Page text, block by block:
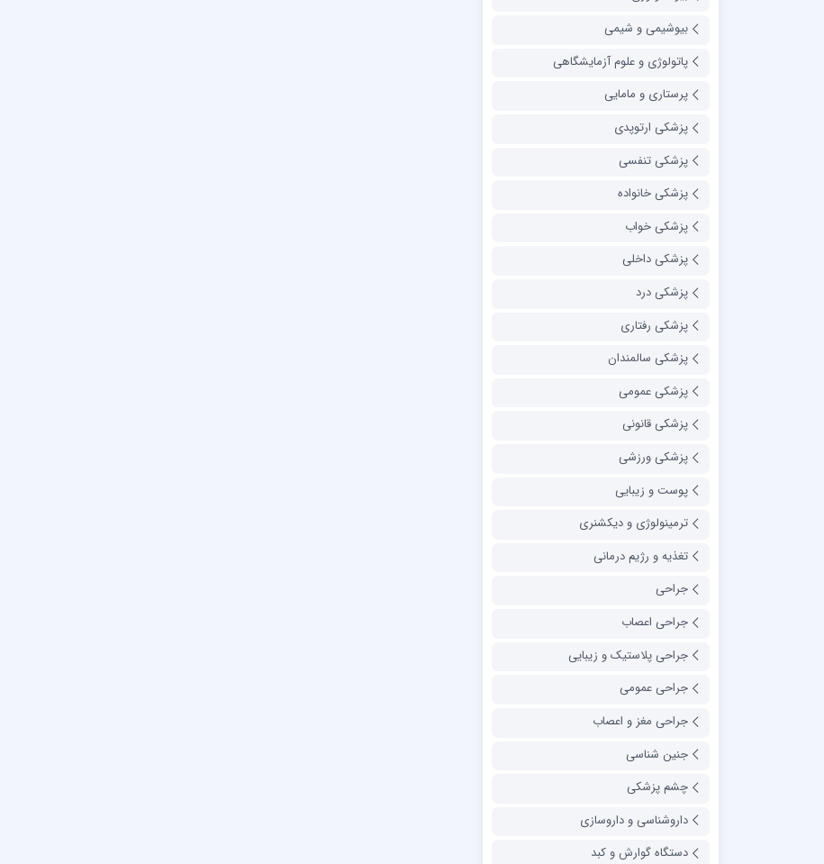
بیوشیمی و شیمی
پاتولوژی و علوم آزمایشگاهی
پرستاری و مامایی
پزشکی ارتوپدی
پزشکی تنفسی
پزشکی خانواده
پزشکی خواب
پزشکی داخلی
پزشکی درد
پزشکی رفتاری
پزشکی سالمندان
پزشکی عمومی
پزشکی قانونی
پزشکی ورزشی
پوست و زیبایی
ترمینولوژی و دیکشنری
تغذیه و رژیم درمانی
جراحی
جراحی اعصاب
جراحی پلاستیک و زیبایی
جراحی عمومی
جراحی مغز و اعصاب
جنین شناسی
چشم پزشکی
داروشناسی و داروسازی
دستگاه گوارش و کبد